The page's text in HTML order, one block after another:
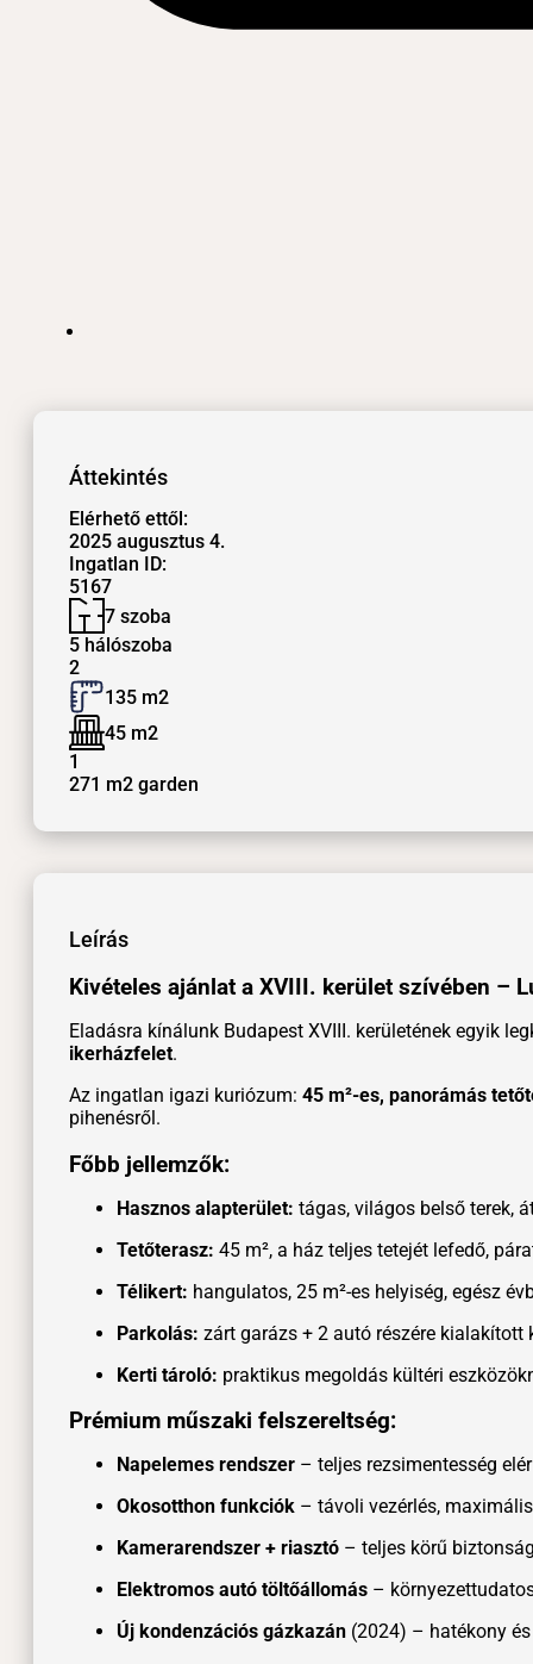
Áttekintés
Elérhető ettől:
2025 augusztus 4.
Ingatlan ID:
5167
7 szoba
5 hálószoba
2
135 m2
45 m2
1
271 m2 garden
Leírás
Kivételes ajánlat a XVIII. kerület szívében –
Eladásra kínálunk Budapest XVIII. kerületének egyik
ikerházfelet.
Az ingatlan igazi kuriózum: 45 m²-es, panorámás
pihenésről.
Főbb jellemzők:
Hasznos alapterület: tágas, világos belső terek,
Tetőterasz: 45 m², a ház teljes tetejét lefedő,
Télikert: hangulatos, 25 m²-es helyiség, egész
Parkolás: zárt garázs + 2 autó részére kialakított
Kerti tároló: praktikus megoldás kültéri
Prémium műszaki felszereltség:
Napelemes rendszer – teljes rezsimentesség
Okosotthon funkciók – távoli vezérlés,
Kamerarendszer + riasztó – teljes körű
Elektromos autó töltőállomás –
Új kondenzációs gázkazán (2024) – hatékony